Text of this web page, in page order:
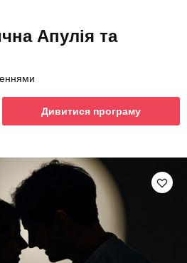
Апулія та
Дивитися програму